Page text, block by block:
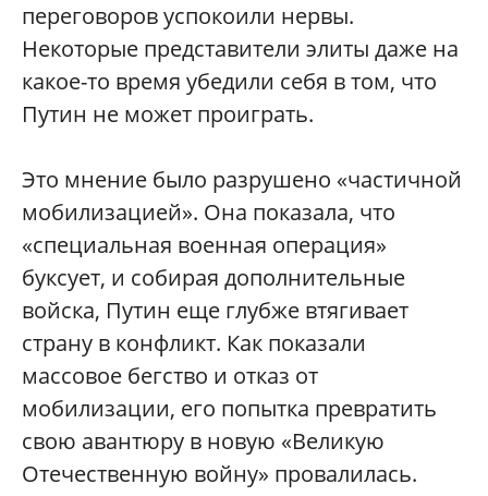
переговоров успокоили нервы.
Некоторые представители элиты даже на
какое-то время убедили себя в том, что
Путин не может проиграть.
Это мнение было разрушено «частичной
мобилизацией». Она показала, что
«специальная военная операция»
буксует, и собирая дополнительные
войска, Путин еще глубже втягивает
страну в конфликт. Как показали
массовое бегство и отказ от
мобилизации, его попытка превратить
свою авантюру в новую «Великую
Отечественную войну» провалилась.